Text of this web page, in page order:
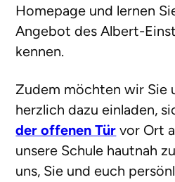
Homepage und lernen
Angebot des Albert-
kennen.
Zudem möchten wir Sie
herzlich dazu einladen,
der offenen Tür vor Ort
unsere Schule hautnah
uns, Sie und euch